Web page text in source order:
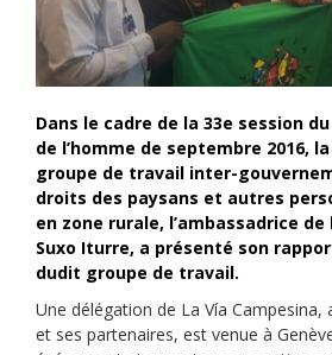
Dans le cadre de la 33e session
de l’homme de septembre 2016,
groupe de travail inter-
droits des paysans et autres
en zone rurale, l’ambassadrice
Suxo Iturre, a présenté son
dudit groupe de travail.
Une délégation de La Vía Campesina,
et ses partenaires, est venue à